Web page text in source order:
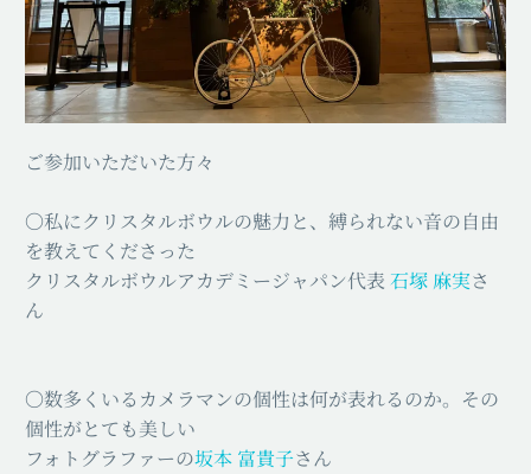
ご参加いただいた方々
〇私にクリスタルボウルの魅力と、縛られない音の自由
を教えてくださった
クリスタルボウルアカデミージャパン代表 石塚 麻実さ
ん
〇数多くいるカメラマンの個性は何が表れるのか。その
個性がとても美しい
フォトグラファーの坂本 富貴子さん